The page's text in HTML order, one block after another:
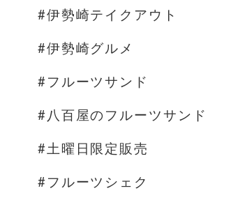
#伊勢崎テイクアウト
#伊勢崎グルメ
#フルーツサンド
#八百屋のフルーツサンド
#土曜日限定販売
#フルーツシェク